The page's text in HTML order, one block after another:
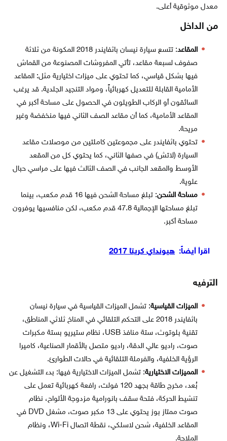
معدل موثوقية أعلى.
من الداخل
المقاعد
: تتسع سيارة نيسان باثفايندر 2018 المكونة من ثلاثة
صفوف لسبعة مقاعد، تأتي المفروشات المصنوعة من القماش
فيها بشكل قياسي، كما تحتوي على ميزات اختيارية مثل: المقاعد
الأمامية القابلة للتعديل كهربائياً، ومواد التنجيد الجلدية. قد يرغب
السائقون أو الركاب الطويلون في الحصول على مساحة أكبر في
المقاعد الأمامية، كما أن مقاعد الصف الثاني فيها منخفضة وغير
مريحة.
تحتوي باثفايندر على مجموعتين كاملتين من موصلات مقاعد
السيارة (لاتش) في صفها الثاني، كما يحتوي كل من المقعد
الأوسط والمقعد الجانب في الصف الثالث فيها على مراسي حبال
علوية.
مساحة الشحن
: تبلغ مساحة الشحن فيها 16 قدم مكعب، بينما
تبلغ مساحتها الإجمالية 47.8 قدم مكعب، لكن منافسيها يوفرون
مساحة أكبر.
اقرأ أيضاً: هيونداي كريتا 2017
الترفيه
الميزات القياسية: تشمل الميزات القياسية في سيارة نيسان
باثفايندر 2018 على التحكم التلقائي في المناخ ثلاثي المناطق،
تقنية بلوتوث، ستة منافذ USB، نظام ستيريو بستة مكبرات
صوت، راديو عالي الدقة، راديو متصل بالأقمار الصناعية، كاميرا
الرؤية الخلفية، والفرملة التلقائية في حالات الطوارئ.
المميزات الاختيارية: تشمل الميزات الاختيارية فيها: بدء التشغيل عن
بُعد، مخرج طاقة بجهد 120 فولت، رافعة كهربائية تعمل على
تنشيط الحركة، فتحة سقف بانورامية مزدوجة الألواح، نظام
صوت ممتاز بوز يحتوي على 13 مكبر صوت، مشغل DVD في
المقاعد الخلفية، شحن لاسلكي، نقطة اتصال Wi-Fi، ونظام
الملاحة.